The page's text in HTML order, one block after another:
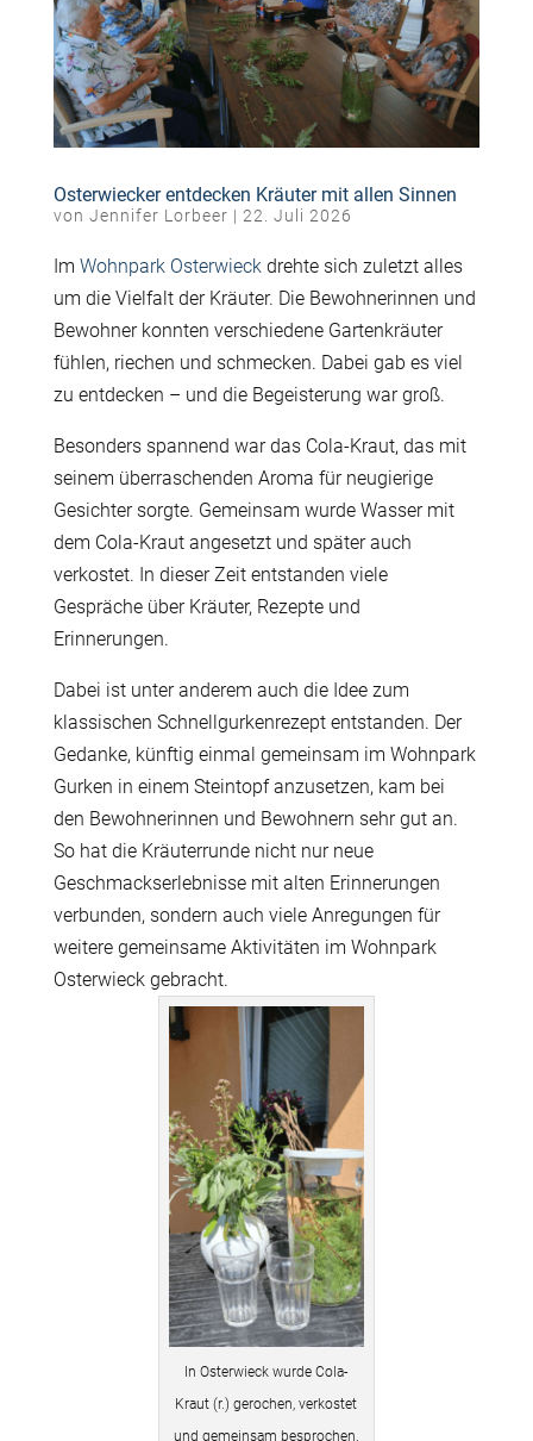
Osterwiecker entdecken Kräuter mit allen Sinnen
von Jennifer Lorbeer | 22. Juli 2026
Im Wohnpark Osterwieckdrehte sich zuletzt alles
um die Vielfalt der Kräuter. Die Bewohnerinnen und
Bewohner konnten verschiedene Gartenkräuter
fühlen, riechen und schmecken. Dabei gab es viel
zu entdecken – und die Begeisterung war groß.
Besonders spannend war das Cola-Kraut, das mit
seinem überraschenden Aroma für neugierige
Gesichter sorgte. Gemeinsam wurde Wasser mit
dem Cola-Kraut angesetzt und später auch
verkostet. In dieser Zeit entstanden viele
Gespräche über Kräuter, Rezepte und
Erinnerungen.
Dabei ist unter anderem auch die Idee zum
klassischen Schnellgurkenrezept entstanden. Der
Gedanke, künftig einmal gemeinsam im Wohnpark
Gurken in einem Steintopf anzusetzen, kam bei
den Bewohnerinnen und Bewohnern sehr gut an.
So hat die Kräuterrunde nicht nur neue
Geschmackserlebnisse mit alten Erinnerungen
verbunden, sondern auch viele Anregungen für
weitere gemeinsame Aktivitäten im Wohnpark
Osterwieck gebracht.
In Osterwieck wurde Cola-
Kraut (r.) gerochen, verkostet
und gemeinsam besprochen.